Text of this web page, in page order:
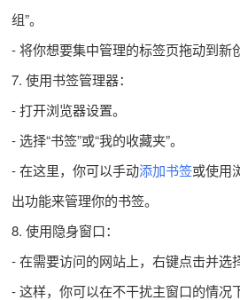
组”。
- 将你想要集中管理的标签页拖动到新
7. 使用书签管理器：
- 打开浏览器设置。
- 选择“书签”或“我的收藏夹”。
- 在这里，你可以手动添加书签或使用
出功能来管理你的书签。
8. 使用隐身窗口：
- 在需要访问的网站上，右键点击并选
- 这样，你可以在不干扰主窗口的情况